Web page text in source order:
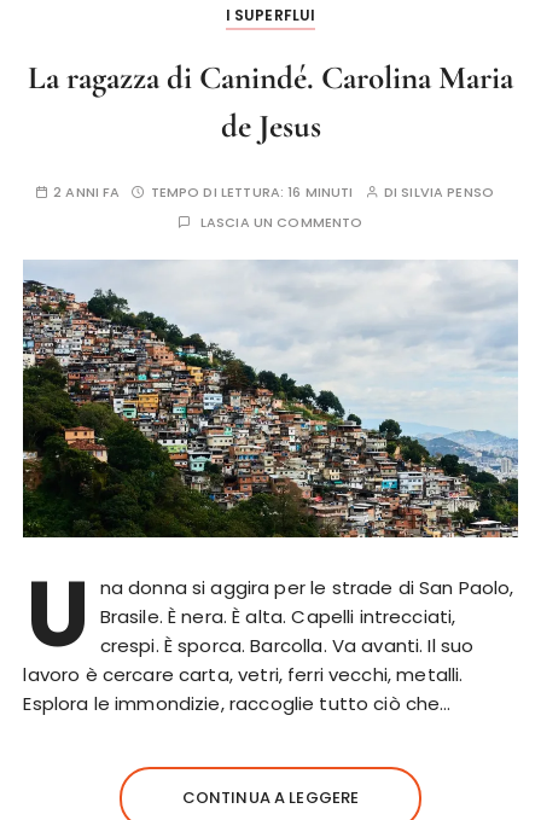
I SUPERFLUI
La ragazza di Canindé. Carolina Maria
de Jesus
2 ANNI FA TEMPO DI LETTURA:16 MINUTI DI SILVIA PENSO
LASCIA UN COMMENTO
U
na donna si aggira per le strade di San Paolo,
Brasile. È nera. È alta. Capelli intrecciati,
crespi. È sporca. Barcolla. Va avanti. Il suo
lavoro è cercare carta, vetri, ferri vecchi, metalli.
Esplora le immondizie, raccoglie tutto ciò che…
CONTINUA A LEGGERE